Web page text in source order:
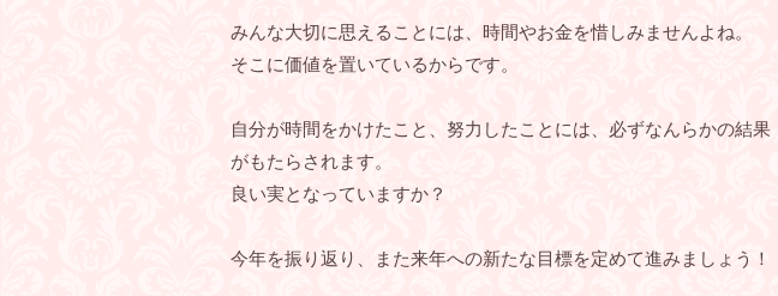
みんな大切に思えることには、時間やお金を惜しみませんよね。
そこに価値を置いているからです。
自分が時間をかけたこと、努力したことには、必ずなんらかの結果
がもたらされます。
良い実となっていますか？
今年を振り返り、また来年への新たな目標を定めて進みましょう！